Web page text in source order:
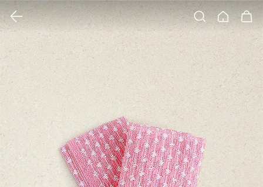
검색 홈 장바구니
클릭 시 이미지 확대 보기 팝업 열림